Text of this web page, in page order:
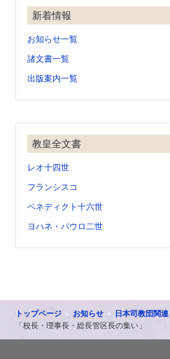
新着情報
お知らせ一覧
諸文書一覧
出版案内一覧
教皇全文書
レオ十四世
フランシスコ
ベネディクト十六世
ヨハネ・パウロ二世
トップページ お知らせ 日本司教団関連
「校長・理事長・総長管区長の集い」